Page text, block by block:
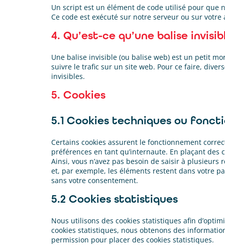
Un script est un élément de code utilisé pour que
Ce code est exécuté sur notre serveur ou sur votre
4. Qu’est-ce qu’une balise
Une balise invisible (ou balise web) est un petit
suivre le trafic sur un site web. Pour ce faire,
invisibles.
5. Cookies
5.1 Cookies techniques ou
Certains cookies assurent le fonctionnement
préférences en tant qu’internaute. En plaçant
Ainsi, vous n’avez pas besoin de saisir à
et, par exemple, les éléments restent dans votre
sans votre consentement.
5.2 Cookies statistiques
Nous utilisons des cookies statistiques afin
cookies statistiques, nous obtenons des
permission pour placer des cookies statistiques.